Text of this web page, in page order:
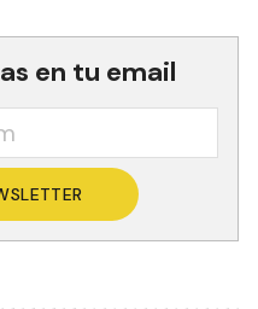
en tu email